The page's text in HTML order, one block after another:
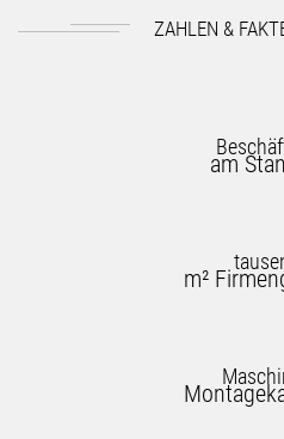
ZAHLEN &
am
m²